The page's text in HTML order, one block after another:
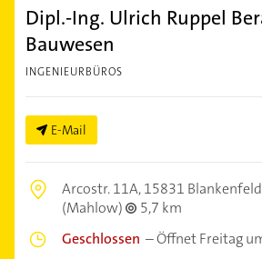
Dipl.-Ing. Ulrich Ruppel
Bauwesen
INGENIEURBÜROS
E-Mail
Arcostr. 11A,15831
(Mahlow)
5,7 km
Geschlossen –Öffnet Freitag